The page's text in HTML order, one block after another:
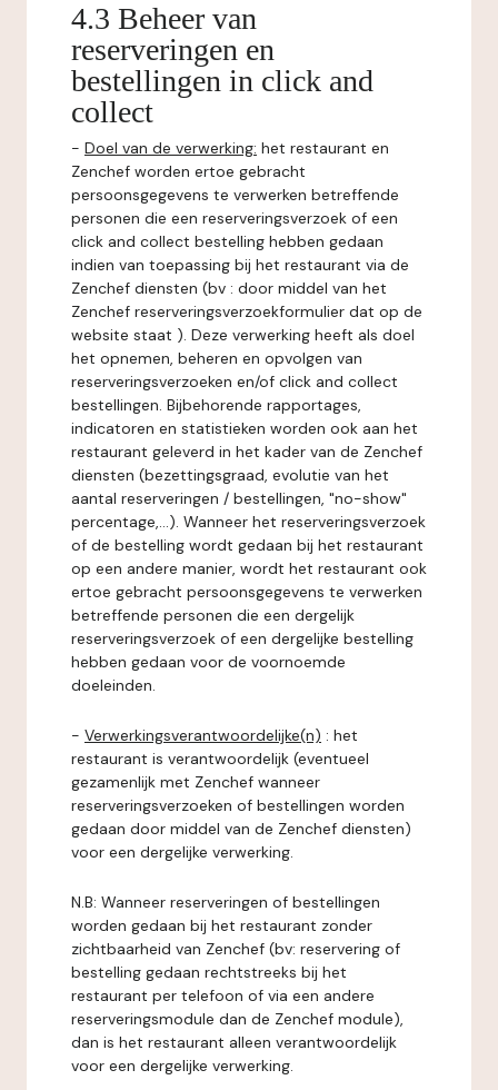
4.3 Beheer van
reserveringen en
bestellingen in click and
collect
- Doel van de verwerking: het restaurant en
Zenchef worden ertoe gebracht
persoonsgegevens te verwerken betreffende
personen die een reserveringsverzoek of een
click and collect bestelling hebben gedaan
indien van toepassing bij het restaurant via de
Zenchef diensten (bv : door middel van het
Zenchef reserveringsverzoekformulier dat op de
website staat ). Deze verwerking heeft als doel
het opnemen, beheren en opvolgen van
reserveringsverzoeken en/of click and collect
bestellingen. Bijbehorende rapportages,
indicatoren en statistieken worden ook aan het
restaurant geleverd in het kader van de Zenchef
diensten (bezettingsgraad, evolutie van het
aantal reserveringen / bestellingen, "no-show"
percentage,...). Wanneer het reserveringsverzoek
of de bestelling wordt gedaan bij het restaurant
op een andere manier, wordt het restaurant ook
ertoe gebracht persoonsgegevens te verwerken
betreffende personen die een dergelijk
reserveringsverzoek of een dergelijke bestelling
hebben gedaan voor de voornoemde
doeleinden.
- Verwerkingsverantwoordelijke(n) : het
restaurant is verantwoordelijk (eventueel
gezamenlijk met Zenchef wanneer
reserveringsverzoeken of bestellingen worden
gedaan door middel van de Zenchef diensten)
voor een dergelijke verwerking.
N.B: Wanneer reserveringen of bestellingen
worden gedaan bij het restaurant zonder
zichtbaarheid van Zenchef (bv: reservering of
bestelling gedaan rechtstreeks bij het
restaurant per telefoon of via een andere
reserveringsmodule dan de Zenchef module),
dan is het restaurant alleen verantwoordelijk
voor een dergelijke verwerking.